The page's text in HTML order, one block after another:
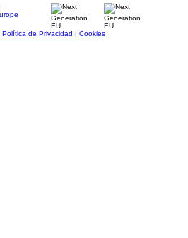
Política de Privacidad | Cookies